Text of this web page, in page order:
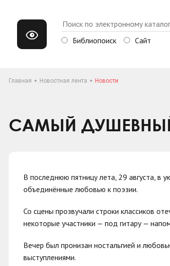
Библиопоиск Сайт
Главная Новостная лента Новости
САМЫЙ
В последнюю пятницу лета, 29 августа, в
объединённые любовью к поэзии.
Со сцены прозвучали строки классиков
некоторые участники — под гитару —
Вечер был пронизан ностальгией и
выступлениями.